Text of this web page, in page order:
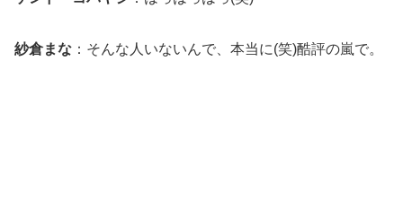
紗倉まな ：そんな人いないんで、本当に(笑)酷評の嵐で。